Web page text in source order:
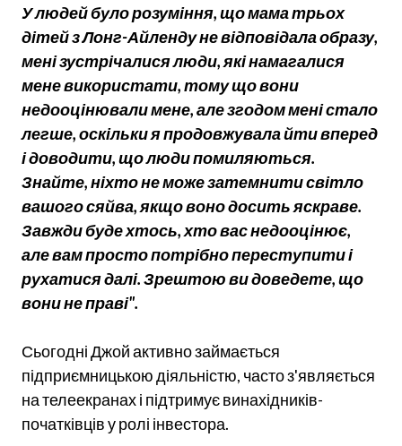
У людей було розуміння, що мама трьох
дітей з Лонг-Айленду не відповідала образу,
мені зустрічалися люди, які намагалися
мене використати, тому що вони
недооцінювали мене, але згодом мені стало
легше, оскільки я продовжувала йти вперед
і доводити, що люди помиляються.
Знайте, ніхто не може затемнити світло
вашого сяйва, якщо воно досить яскраве.
Завжди буде хтось, хто вас недооцінює,
але вам просто потрібно переступити і
рухатися далі. Зрештою ви доведете, що
вони не праві".
Сьогодні Джой активно займається
підприємницькою діяльністю, часто з'являється
на телеекранах і підтримує винахідників-
початківців у ролі інвестора.